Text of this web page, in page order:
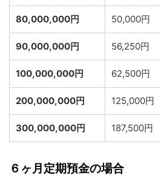
80,000,000円 50,000円
90,000,000円 56,250円
100,000,000円 62,500円
200,000,000円 125,000円
300,000,000円 187,500円
６ヶ月定期預金の場合